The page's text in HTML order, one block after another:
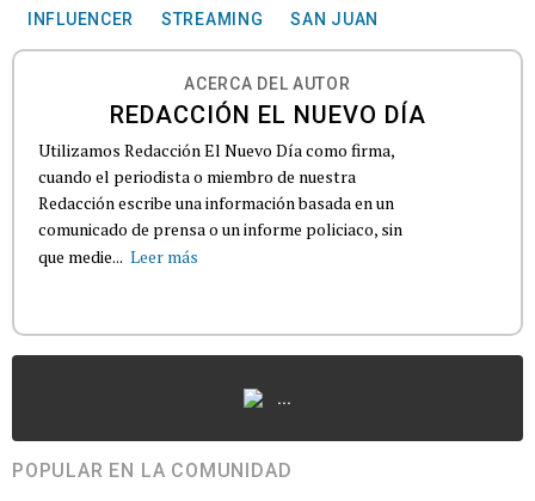
INFLUENCER STREAMING SAN JUAN
ACERCA DEL AUTOR
REDACCIÓN EL NUEVO DÍA
Utilizamos Redacción El Nuevo Día como firma,
cuando el periodista o miembro de nuestra
Redacción escribe una información basada en un
comunicado de prensa o un informe policiaco, sin
que medie... Leer más
...
POPULAR EN LA COMUNIDAD